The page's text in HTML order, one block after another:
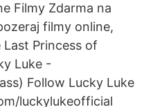
Filmy Zdarma na
filmy online,
Last Princess of
Luke -
Follow Lucky Luke
luckylukeofficial